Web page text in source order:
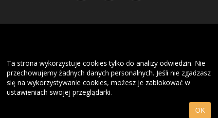
Ta strona wykorzystuje cookies tylko do analizy odwiedzin. Nie
przechowujemy żadnych danych personalnych. Jeśli nie zgadzasz
się na wykorzystywanie cookies, możesz je zablokować w
ustawieniach swojej przeglądarki.
OK